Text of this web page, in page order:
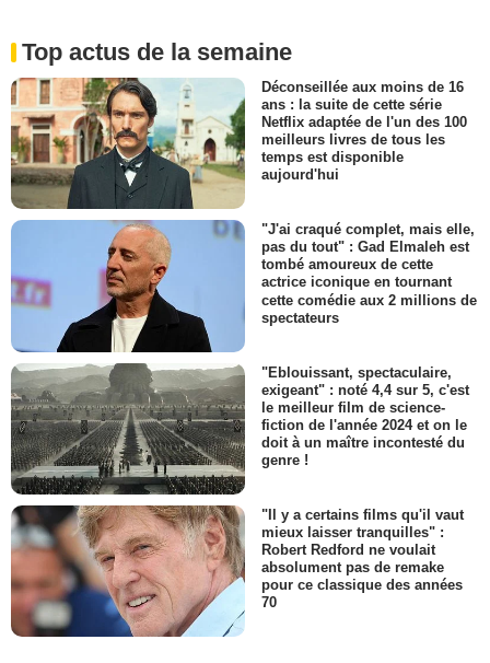
Top actus de la semaine
Déconseillée aux moins de 16
ans : la suite de cette série
Netflix adaptée de l'un des 100
meilleurs livres de tous les
temps est disponible
aujourd'hui
"J'ai craqué complet, mais elle,
pas du tout" : Gad Elmaleh est
tombé amoureux de cette
actrice iconique en tournant
cette comédie aux 2 millions de
spectateurs
"Eblouissant, spectaculaire,
exigeant" : noté 4,4 sur 5, c'est
le meilleur film de science-
fiction de l'année 2024 et on le
doit à un maître incontesté du
genre !
"Il y a certains films qu'il vaut
mieux laisser tranquilles" :
Robert Redford ne voulait
absolument pas de remake
pour ce classique des années
70